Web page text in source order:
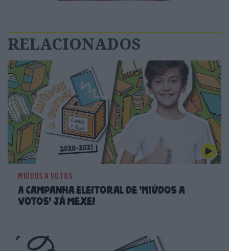
RELACIONADOS
MIÚDOS A VOTOS
A campanha eleitoral de 'Miúdos a
Votos' já mexe!